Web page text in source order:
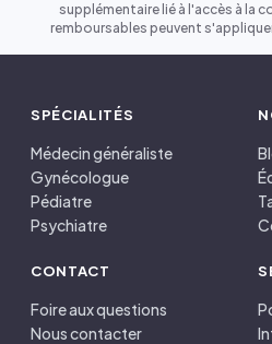
supplémentaire lié à l'accès à la
remboursables peuvent
SPÉCIALITÉS
Médecin généraliste
Gynécologue
Pédiatre
Psychiatre
CONTACT
Foire aux questions
Nous contacter